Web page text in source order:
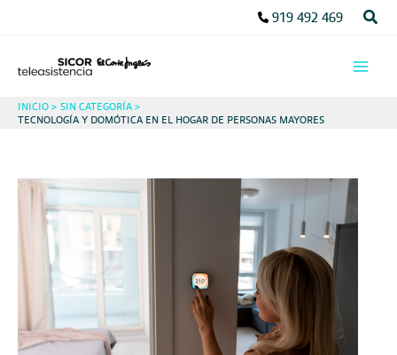
919 492 469
INICIO
SIN CATEGORÍA
TECNOLOGÍA Y DOMÓTICA EN EL HOGAR DE PERSONAS MAYORES